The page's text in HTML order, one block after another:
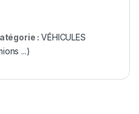
:VÉHICULES
...)